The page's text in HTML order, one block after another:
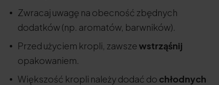
Zwracaj uwagę na obecność zbędnych
dodatków (np. aromatów, barwników).
Przed użyciem kropli, zawszewstrząśnij
opakowaniem.
Większość kropli należy dodać do chłodnych